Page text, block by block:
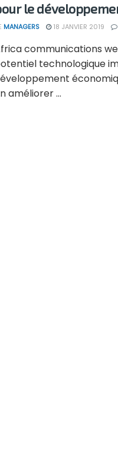
le
MANAGERS 18 JANVIER 2019
communications
technologique
améliorer ...